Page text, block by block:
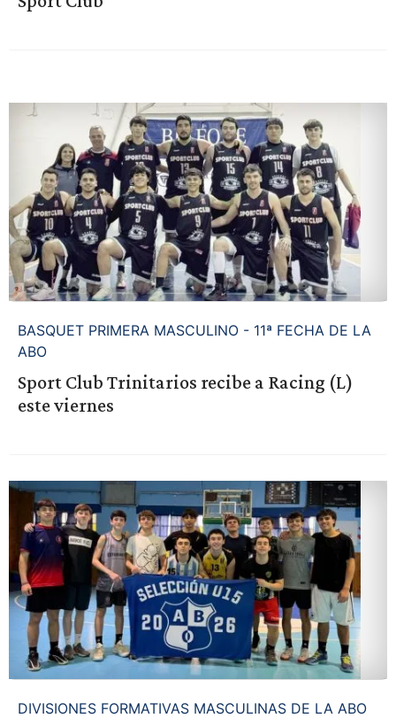
BASQUET PRIMERA MASCULINO - 11ª FECHA DE LA
ABO
Sport Club Trinitarios recibe a Racing (L)
este viernes
DIVISIONES FORMATIVAS MASCULINAS DE LA ABO